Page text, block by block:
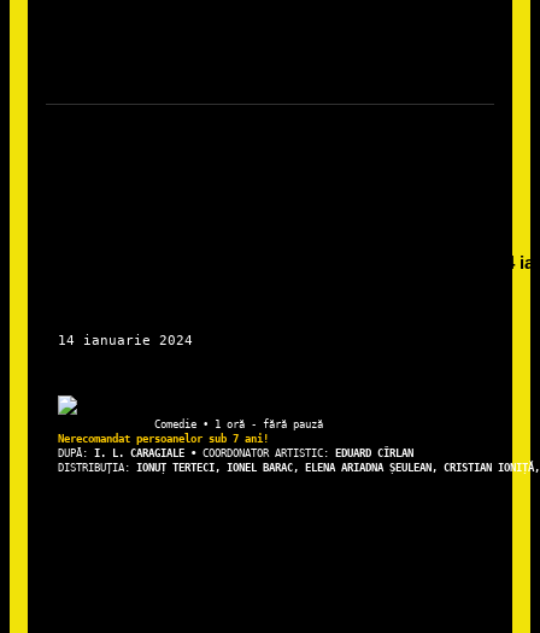
DUPĂ: I. L. CARAGIALE • COORDONATOR ARTISTIC:
EDUARD CÎRLAN
DISTRIBUȚIA: IONUȚ TERTECI, IONEL BARAC, ELENA ARIADNA ȘEULEAN, CRISTIAN